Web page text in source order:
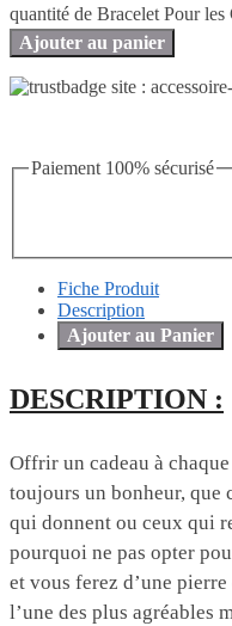
quantité de Bracelet Pour les
Ajouter au panier
Paiement 100% sécurisé
Fiche Produit
Description
Ajouter au Panier
DESCRIPTION :
Offrir un cadeau à
toujours un bonheur, que
qui donnent ou ceux qui
pourquoi ne pas opter
et vous ferez d’une
l’une des plus agréables